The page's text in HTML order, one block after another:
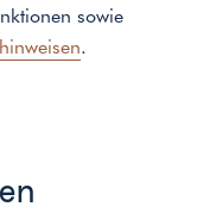
sowie
.